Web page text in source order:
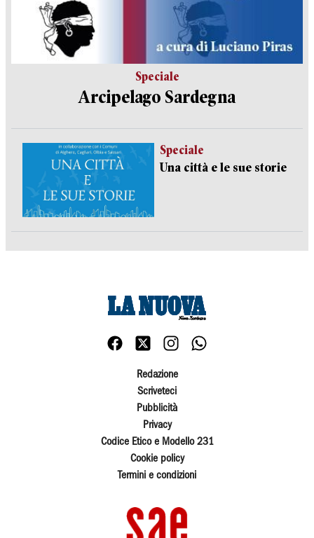
Speciale
Arcipelago Sardegna
Speciale
Una città e le sue storie
Redazione
Scriveteci
Pubblicità
Privacy
Codice Etico e Modello 231
Cookie policy
Termini e condizioni